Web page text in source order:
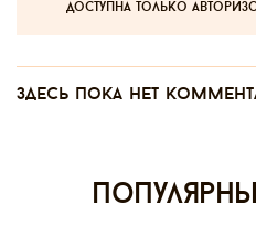
доступна только
Здесь пока нет